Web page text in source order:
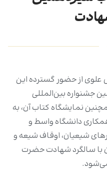
از حضور گسترده این
جشنواره بین‌المللی
نمایشگاه کتاب آن، به
دانشگاه واسط و
شیعیان، اوقاف شیعه و
با سالگرد شهادت حضرت
می‌شود.